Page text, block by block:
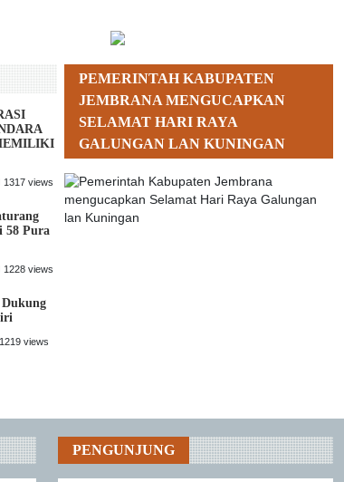
1317 views
58 Pura
1228 views
Dukung
1219 views
PEMERINTAH KABUPATEN
JEMBRANA MENGUCAPKAN
SELAMAT HARI RAYA
GALUNGAN LAN KUNINGAN
PENGUNJUNG